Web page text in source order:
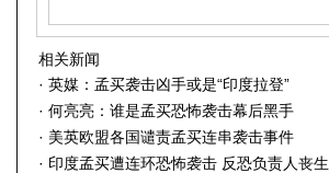
相关新闻
· 英媒：孟买袭击凶手或是“印度拉登”
· 何亮亮：谁是孟买恐怖袭击幕后黑手
· 美英欧盟各国谴责孟买连串袭击事件
· 印度孟买遭连环恐怖袭击 反恐负责人丧生